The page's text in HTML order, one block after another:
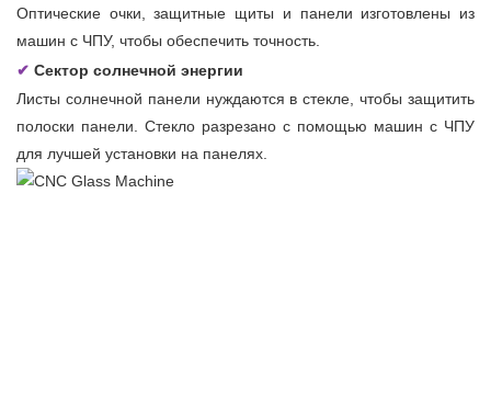
Оптические очки, защитные щиты и панели изготовлены из
машин с ЧПУ, чтобы обеспечить точность.
✔ Сектор солнечной энергии
Листы солнечной панели нуждаются в стекле, чтобы защитить
полоски панели. Стекло разрезано с помощью машин с ЧПУ
для лучшей установки на панелях.